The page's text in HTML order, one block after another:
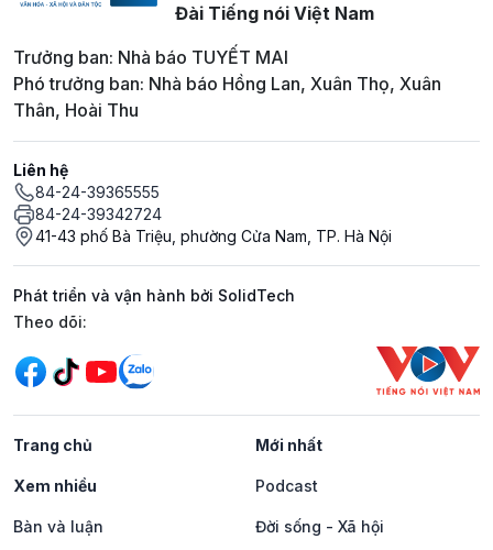
Đài Tiếng nói Việt Nam
Trưởng ban: Nhà báo TUYẾT MAI
Phó trưởng ban: Nhà báo Hồng Lan, Xuân Thọ, Xuân
Thân, Hoài Thu
Liên hệ
84-24-39365555
84-24-39342724
41-43 phố Bà Triệu, phường Cửa Nam, TP. Hà Nội
Phát triển và vận hành bởi SolidTech
Mạng xã hội
Theo dõi:
Trang chủ Mới nhất
Xem nhiều Podcast
Bàn và luận Đời sống - Xã hội